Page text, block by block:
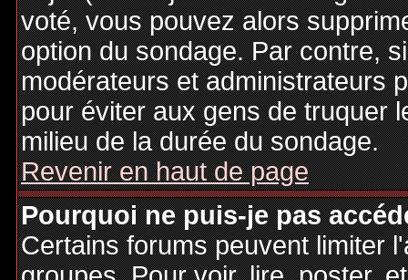
voté, vous pouvez alors
option du sondage. Par contre,
modérateurs et administrateurs
pour éviter aux gens de truquer
milieu de la durée du sondage.
Revenir en haut de page
Pourquoi ne puis-je pas
Certains forums peuvent limiter